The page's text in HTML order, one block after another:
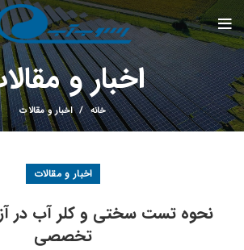
اخبار و
خانه اخبار و مقالات
اخبار و مقالات
نحوه تست سختی و کلر آب در
تخصصی